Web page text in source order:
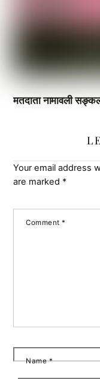
मतदाता नामावली
Your email address
are marked *
Comment*
Name*